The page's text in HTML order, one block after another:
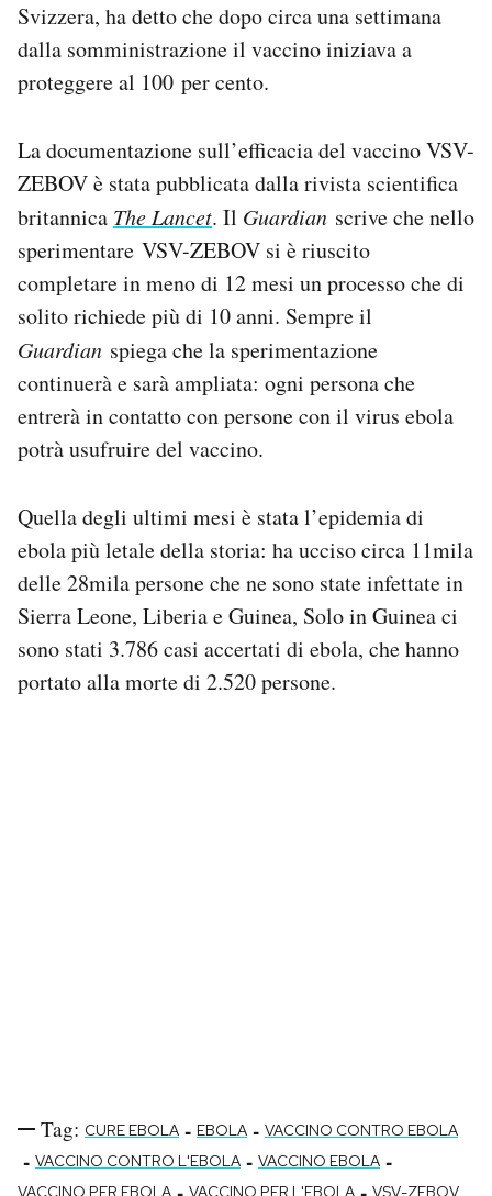
Svizzera, ha detto che dopo circa una settimana
dalla somministrazione il vaccino iniziava a
proteggere al 100 per cento.
La documentazione sull’efficacia del vaccino VSV-
ZEBOV è stata pubblicata dalla rivista scientifica
britannica The Lancet. Il Guardian scrive che nello
sperimentare VSV-ZEBOV si è riuscito
completare in meno di 12 mesi un processo che di
solito richiede più di 10 anni. Sempre il
Guardian spiega che la sperimentazione
continuerà e sarà ampliata: ogni persona che
entrerà in contatto con persone con il virus ebola
potrà usufruire del vaccino.
Quella degli ultimi mesi è stata l’epidemia di
ebola più letale della storia: ha ucciso circa 11mila
delle 28mila persone che ne sono state infettate in
Sierra Leone, Liberia e Guinea, Solo in Guinea ci
sono stati 3.786 casi accertati di ebola, che hanno
portato alla morte di 2.520 persone.
Tag: CURE EBOLA - EBOLA - VACCINO CONTRO EBOLA
- VACCINO CONTRO L'EBOLA - VACCINO EBOLA -
VACCINO PER EBOLA VACCINO PER L'EBOLA VSV-ZEBOV